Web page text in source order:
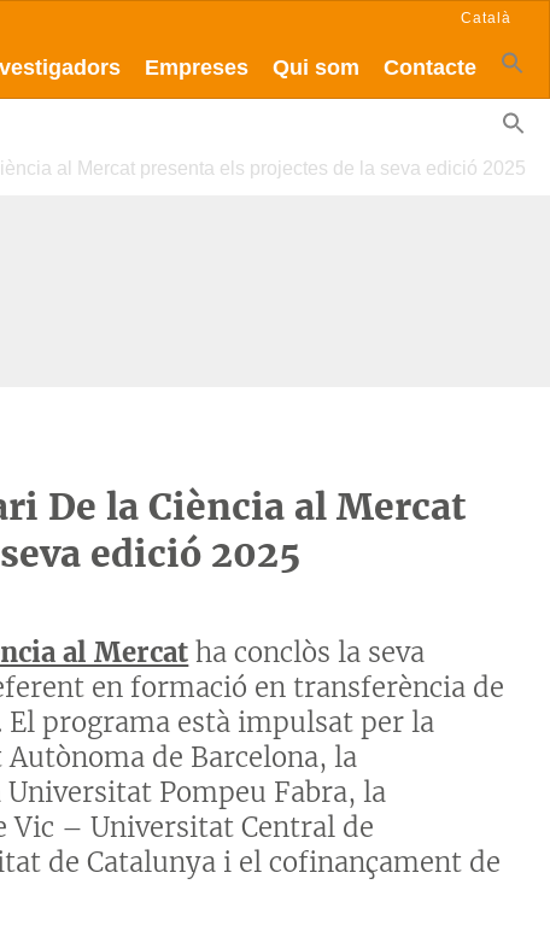
Empreses Qui som Contacte
Català
al Mercat presenta els projectes de la seva edició 2025
De la Ciència al Mercat
edició 2025
al Mercat ha conclòs la seva
en formació en transferència de
programa està impulsat per la
de Barcelona, la
Pompeu Fabra, la
Vic – Universitat Central de
de Catalunya i el cofinançament de